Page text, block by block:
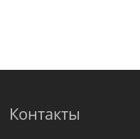
Контакты